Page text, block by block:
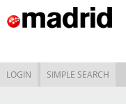
LOGIN SIMPLE SEARCH